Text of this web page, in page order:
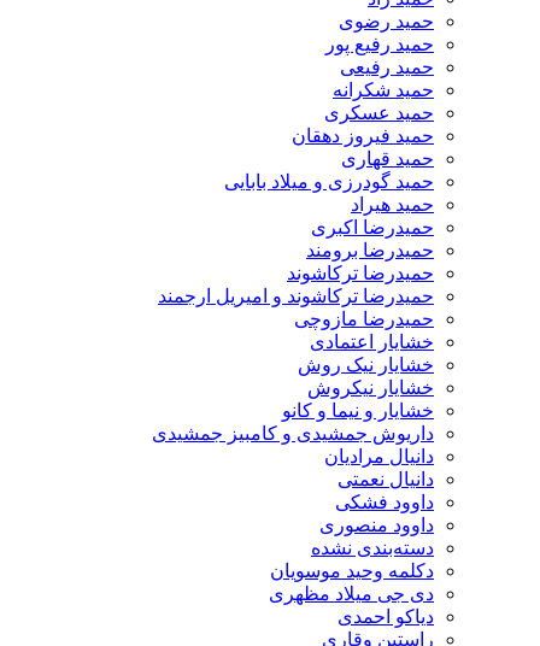
حمید رضوی
حمید رفیع پور
حمید رفیعی
حمید شکرانه
حمید عسکری
حمید فیروز دهقان
حمید قهاری
حمید گودرزی و میلاد بابایی
حمید هیراد
حمیدرضا اکبری
حمیدرضا برومند
حمیدرضا ترکاشوند
حمیدرضا ترکاشوند و امیریل ارجمند
حمیدرضا مازوچی
خشایار اعتمادی
خشایار نیک روش
خشایار نیکروش
خشایار و نیما و کانو
داریوش جمشیدی و کامبیز جمشیدی
دانیال مرادیان
دانیال نعمتی
داوود فشکی
داوود منصوری
دسته‌بندی نشده
دکلمه وحید موسویان
دی جی میلاد مظهری
دیاکو احمدی
راستین وقاری